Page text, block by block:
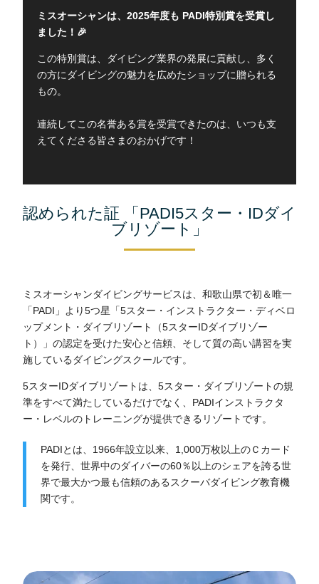
ミスオーシャンは、2025年度も PADI特別賞を受賞し
ました！🎉
この特別賞は、ダイビング業界の発展に貢献し、多く
の方にダイビングの魅力を広めたショップに贈られる
もの。
連続してこの名誉ある賞を受賞できたのは、いつも支
えてくださる皆さまのおかげです！
認められた証 「PADI5スター・IDダイ
ブリゾート」
ミスオーシャンダイビングサービスは、和歌山県で初＆唯一
「PADI」より5つ星「5スター・インストラクター・ディベロ
ップメント・ダイブリゾート（5スターIDダイブリゾー
ト）」の認定を受けた安心と信頼、そして質の高い講習を実
施しているダイビングスクールです。
5スターIDダイブリゾートは、5スター・ダイブリゾートの規
準をすべて満たしているだけでなく、PADIインストラクタ
ー・レベルのトレーニングが提供できるリゾートです。
PADIとは、1966年設立以来、1,000万枚以上のＣカード
を発行、世界中のダイバーの60％以上のシェアを誇る世
界で最大かつ最も信頼のあるスクーバダイビング教育機
関です。